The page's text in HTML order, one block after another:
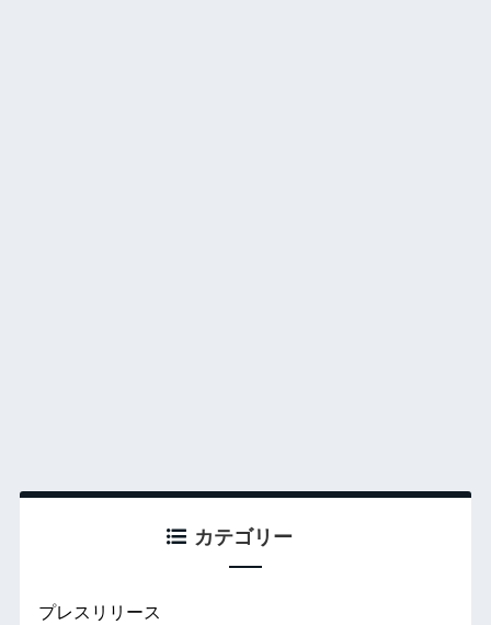
カテゴリー
プレスリリース